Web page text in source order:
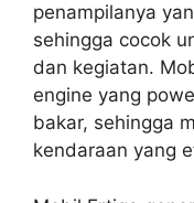
penampilanya
sehingga cocok
dan kegiatan.
engine yang
bakar, sehingga
kendaraan yang